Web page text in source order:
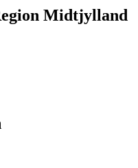
Midtjylland